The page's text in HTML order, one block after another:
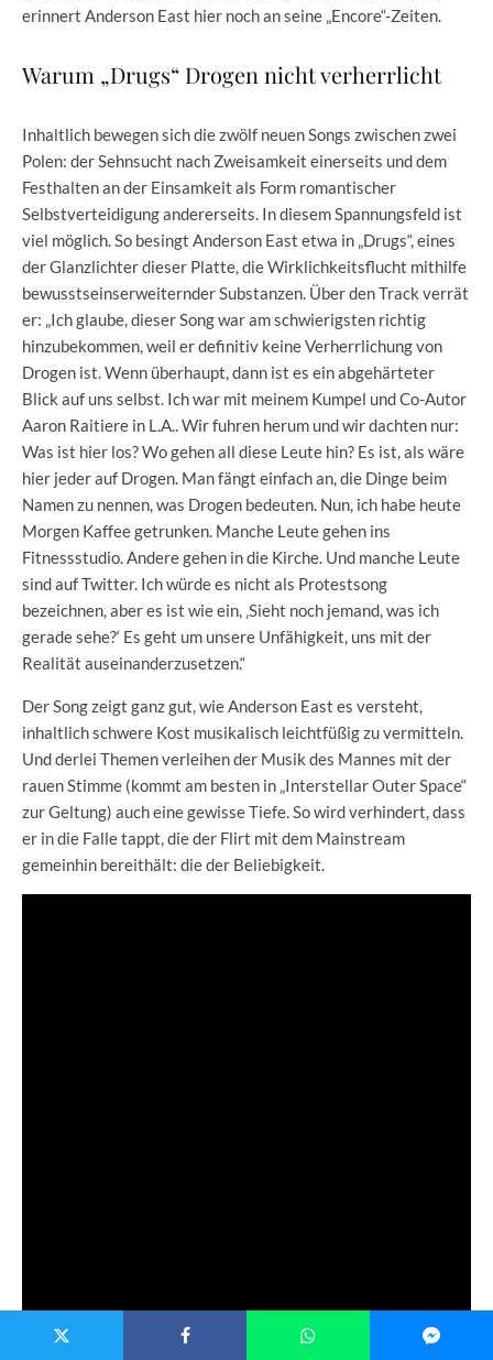
erinnert Anderson East hier noch an seine „Encore“-Zeiten.
Warum „Drugs“ Drogen nicht verherrlicht
Inhaltlich bewegen sich die zwölf neuen Songs zwischen zwei
Polen: der Sehnsucht nach Zweisamkeit einerseits und dem
Festhalten an der Einsamkeit als Form romantischer
Selbstverteidigung andererseits. In diesem Spannungsfeld ist
viel möglich. So besingt Anderson East etwa in „Drugs“, eines
der Glanzlichter dieser Platte, die Wirklichkeitsflucht mithilfe
bewusstseinserweiternder Substanzen. Über den Track verrät
er: „Ich glaube, dieser Song war am schwierigsten richtig
hinzubekommen, weil er definitiv keine Verherrlichung von
Drogen ist. Wenn überhaupt, dann ist es ein abgehärteter
Blick auf uns selbst. Ich war mit meinem Kumpel und Co-Autor
Aaron Raitiere in L.A.. Wir fuhren herum und wir dachten nur:
Was ist hier los? Wo gehen all diese Leute hin? Es ist, als wäre
hier jeder auf Drogen. Man fängt einfach an, die Dinge beim
Namen zu nennen, was Drogen bedeuten. Nun, ich habe heute
Morgen Kaffee getrunken. Manche Leute gehen ins
Fitnessstudio. Andere gehen in die Kirche. Und manche Leute
sind auf Twitter. Ich würde es nicht als Protestsong
bezeichnen, aber es ist wie ein, ‚Sieht noch jemand, was ich
gerade sehe?‘ Es geht um unsere Unfähigkeit, uns mit der
Realität auseinanderzusetzen.“
Der Song zeigt ganz gut, wie Anderson East es versteht,
inhaltlich schwere Kost musikalisch leichtfüßig zu vermitteln.
Und derlei Themen verleihen der Musik des Mannes mit der
rauen Stimme (kommt am besten in „Interstellar Outer Space“
zur Geltung) auch eine gewisse Tiefe. So wird verhindert, dass
er in die Falle tappt, die der Flirt mit dem Mainstream
gemeinhin bereithält: die der Beliebigkeit.